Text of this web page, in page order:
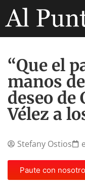
“Que el
manos
deseo
Vélez a
Stefany Ostios
Paute con